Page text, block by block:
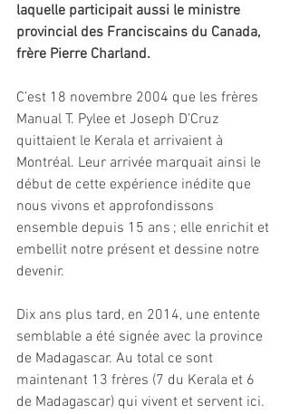
laquelle participait aussi le ministre
provincial des Franciscains du Canada,
frère Pierre Charland.
C’est 18 novembre 2004 que les frères
Manual T. Pylee et Joseph D’Cruz
quittaient le Kerala et arrivaient à
Montréal. Leur arrivée marquait ainsi le
début de cette expérience inédite que
nous vivons et approfondissons
ensemble depuis 15 ans ; elle enrichit et
embellit notre présent et dessine notre
devenir.
Dix ans plus tard, en 2014, une entente
semblable a été signée avec la province
de Madagascar. Au total ce sont
maintenant 13 frères (7 du Kerala et 6
de Madagascar) qui vivent et servent ici.